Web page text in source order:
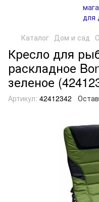
Каталог Дом и сад
Кресло для
раскладное
зеленое
Артикул: 42412342